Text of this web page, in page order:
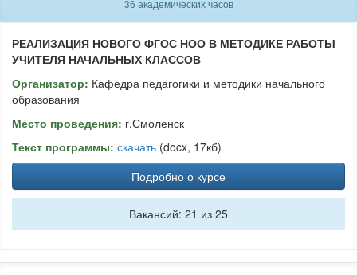
36 академических часов
РЕАЛИЗАЦИЯ НОВОГО ФГОС НОО В МЕТОДИКЕ РАБОТЫ
УЧИТЕЛЯ НАЧАЛЬНЫХ КЛАССОВ
Организатор: Кафедра педагогики и методики начального
образования
Место проведения: г.Смоленск
Текст программы: скачать (docx, 17кб)
Подробно о курсе
Вакансий: 21 из 25